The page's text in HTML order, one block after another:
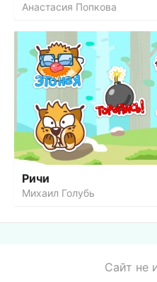
Анастасия Попкова
Ричи
Михаил Голубь
Сайт не